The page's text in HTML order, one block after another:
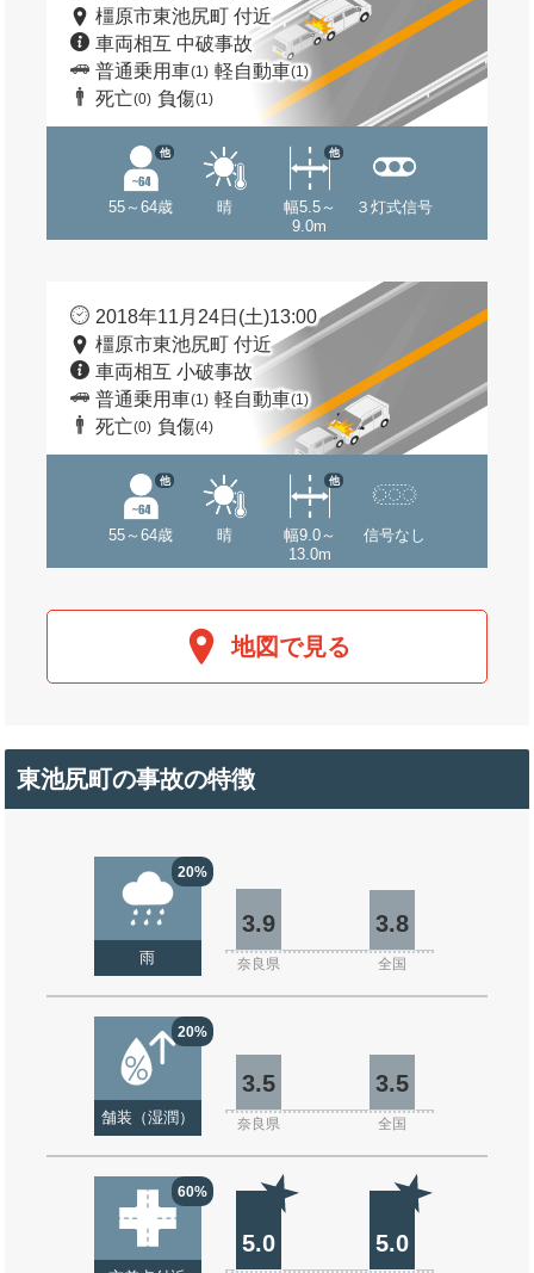
橿原市東池尻町 付近
車両相互 中破事故
普通乗用車(1) 軽自動車(1)
死亡(0) 負傷(1)
55～64歳
他
晴
幅5.5～
9.0m
他
３灯式信号
2018年11月24日(土)13:00
橿原市東池尻町 付近
車両相互 小破事故
普通乗用車(1) 軽自動車(1)
死亡(0) 負傷(4)
55～64歳
他
晴
幅9.0～
13.0m
他
信号なし
地図で見る
東池尻町の事故の特徴
20%
雨
3.9 3.8
奈良県 全国
20%
舗装（湿潤）
3.5 3.5
奈良県 全国
60%
5.0 5.0